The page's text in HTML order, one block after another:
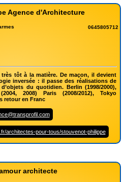
Agence d'Architecture
0645805712
tôt à la matière. De maçon, il devient
inversée : il passe des réalisations de
du quotidien. Berlin (1998/2000),
2008) Paris (2008/2012), Tokyo
retour en Franc
architectes-pour-tous/stouvenot-philippe
architecte